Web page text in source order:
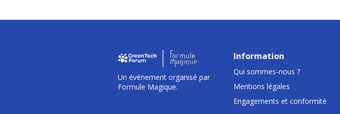
I
II
Un événement organisé par
Formule Magique.
Information
Qui sommes-nous ?
Mentions légales
Engagements et conformité